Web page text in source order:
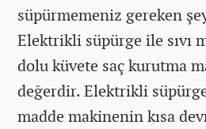
süpürmemeniz gereken
Elektrikli süpürge ile sıvı
dolu küvete saç kurutma
değerdir. Elektrikli
madde makinenin kısa